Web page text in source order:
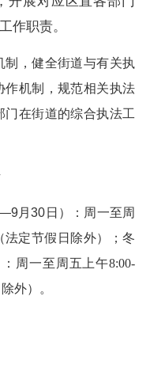
作职责。
，健全街道与有关执
作机制，规范相关执法
在街道的综合执法工
月30日）：周一至周
法定节假日除外）； 冬
周一至周五 上午8:00-
外）。